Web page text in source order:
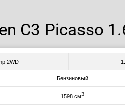
C3 Picasso
2WD
Бензиновый
1598 см3